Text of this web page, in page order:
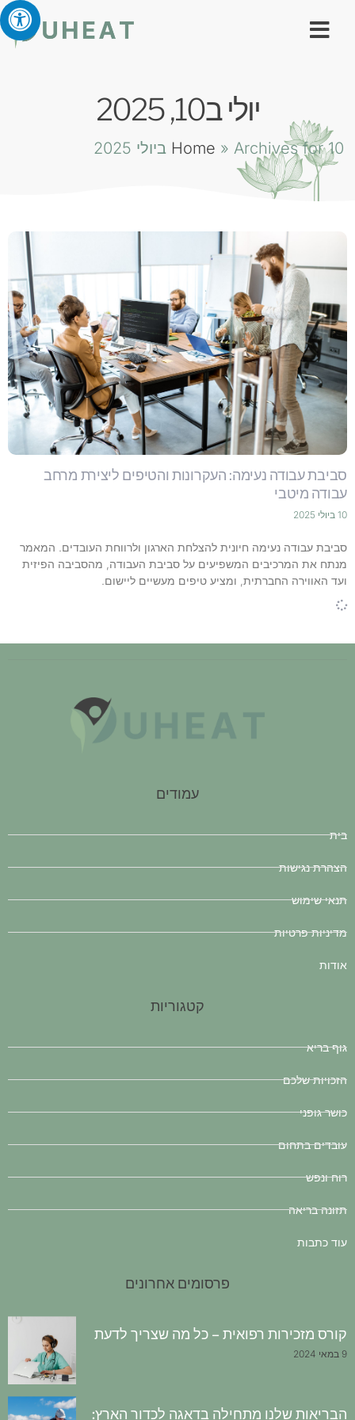
יולי ב10, 2025
Home » Archives for 10 ביולי 2025
סביבת עבודה נעימה: העקרונות והטיפים ליצירת מרחב
עבודה מיטבי
10 ביולי 2025
סביבת עבודה נעימה חיונית להצלחת הארגון ולרווחת העובדים. המאמר
מנתח את המרכיבים המשפיעים על סביבת העבודה, מהסביבה הפיזית
ועד האווירה החברתית, ומציע טיפים מעשיים ליישום.
עמודים
בית
הצהרת נגישות
תנאי שימוש
מדיניות פרטיות
אודות
קטגוריות
גוף בריא
הזכויות שלכם
כושר גופני
עובדים בתחום
רוח ונפש
תזונה בריאה
עוד כתבות
פרסומים אחרונים
קורס מזכירות רפואית – כל מה שצריך לדעת
9 במאי 2024
הבריאות שלנו מתחילה בדאגה לכדור הארץ: